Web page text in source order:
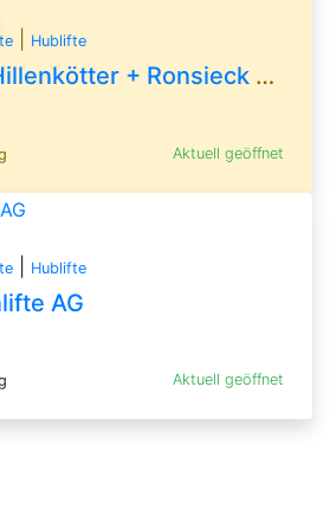
Hublifte
+ Ronsieck GmbH
Aktuell geöffnet
Hublifte
AG
Aktuell geöffnet